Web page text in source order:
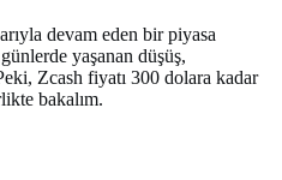
devam eden bir piyasa
yaşanan düşüş,
Zcash fiyatı 300 dolara kadar
bakalım.